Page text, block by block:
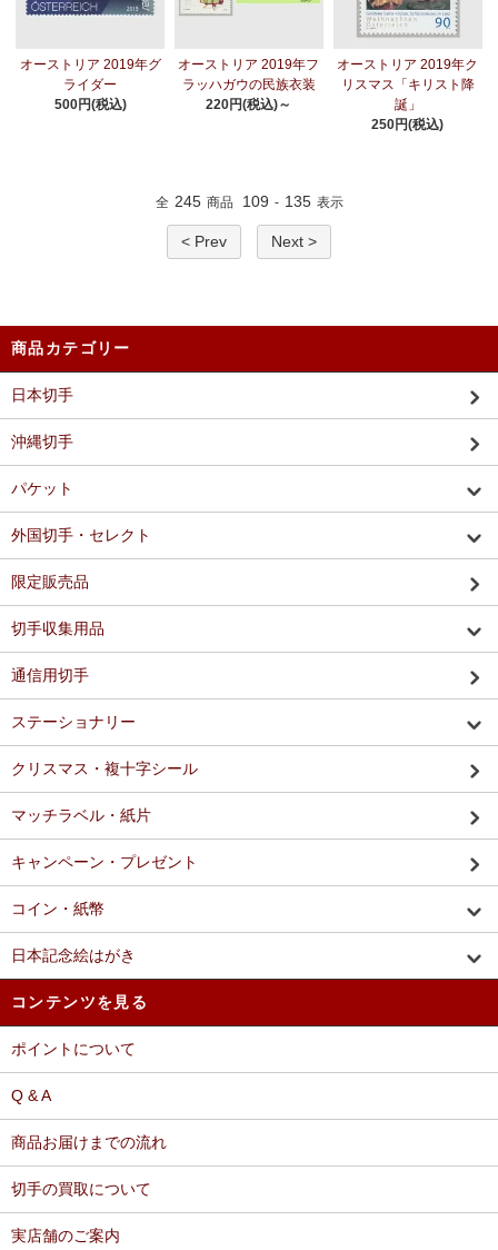
オーストリア 2019年グ
ライダー
500円(税込)
オーストリア 2019年フ
ラッハガウの民族衣装
220円(税込)～
オーストリア 2019年ク
リスマス「キリスト降
誕」
250円(税込)
全 245 商品 109 - 135 表示
< Prev Next >
商品カテゴリー
日本切手
沖縄切手
パケット
外国切手・セレクト
限定販売品
切手収集用品
通信用切手
ステーショナリー
クリスマス・複十字シール
マッチラベル・紙片
キャンペーン・プレゼント
コイン・紙幣
日本記念絵はがき
コンテンツを見る
ポイントについて
Q & A
商品お届けまでの流れ
切手の買取について
実店舗のご案内